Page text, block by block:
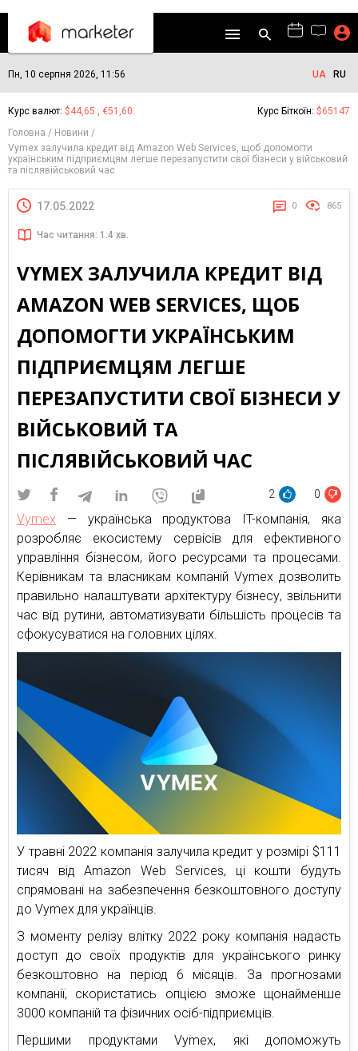
Пн, 10 серпня 2026, 11:56 UA RU
Курс валют: $44,65 , €51,60 Курс Біткоїн: $65147
Головна
Новини
Vymex залучила кредит від Amazon Web Services, щоб допомогти
українським підприємцям легше перезапустити свої бізнеси у військовий
та післявійськовий час
17.05.2022 0 865
Час читання: 1.4 хв.
VYMEX ЗАЛУЧИЛА КРЕДИТ ВІД
AMAZON WEB SERVICES, ЩОБ
ДОПОМОГТИ УКРАЇНСЬКИМ
ПІДПРИЄМЦЯМ ЛЕГШЕ
ПЕРЕЗАПУСТИТИ СВОЇ БІЗНЕСИ У
ВІЙСЬКОВИЙ ТА
ПІСЛЯВІЙСЬКОВИЙ ЧАС
2 0
Vymex — українська продуктова IT-компанія, яка
розробляє екосистему сервісів для ефективного
управління бізнесом, його ресурсами та процесами.
Керівникам та власникам компаній Vymex дозволить
правильно налаштувати архітектуру бізнесу, звільнити
час від рутини, автоматизувати більшість процесів та
сфокусуватися на головних цілях.
У травні 2022 компанія залучила кредит у розмірі $111
тисяч від Amazon Web Services, ці кошти будуть
спрямовані на забезпечення безкоштовного доступу
до Vymex для українців.
З моменту релізу влітку 2022 року компанія надасть
доступ до своїх продуктів для українського ринку
безкоштовно на період 6 місяців. За прогнозами
компанії, скористатись опцією зможе щонайменше
3000 компаній та фізичних осіб-підприємців.
Першими продуктами Vymex, які допоможуть